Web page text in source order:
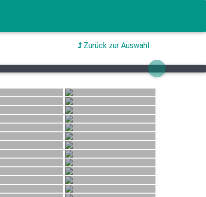
Zurück zur Auswahl
Next